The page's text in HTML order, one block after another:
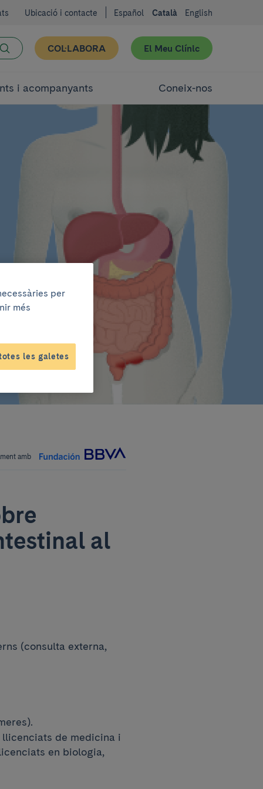
Ubicació i contacte Español Català English
COL·LABORA El Meu Clínic
i acompanyants Coneix-nos
amb
al
(consulta externa,
de medicina i
en biologia,
per
més
les galetes